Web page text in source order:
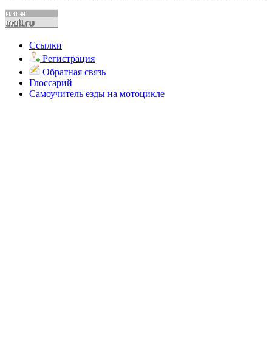
Ссылки
Регистрация
Обратная связь
Глоссарий
Самоучитель езды на мотоцикле